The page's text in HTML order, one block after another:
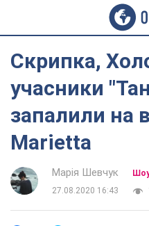
Скрипка,
учасники
запалили на
Marietta
Марія Шевчук
27.08.2020 16:43